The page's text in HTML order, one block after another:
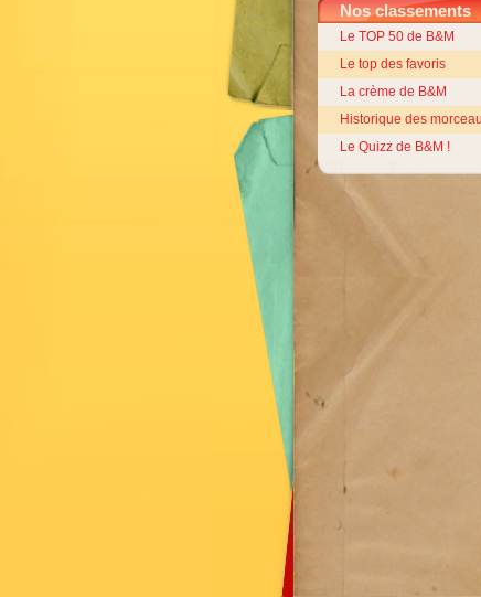
Nos classements
Le TOP 50 de B&M
Le top des favoris
La crème de B&M
Historique des
Le Quizz de B&M !